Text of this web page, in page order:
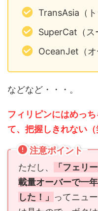
TransAsia（ト
SuperCat（ス
OceanJet（オ
などなど・・・。
フィリピンにはめっ
て、把握しきれない（
注意ポイント
ただし、
「フェリ
載量オーバーで一
した！」 ってニュ